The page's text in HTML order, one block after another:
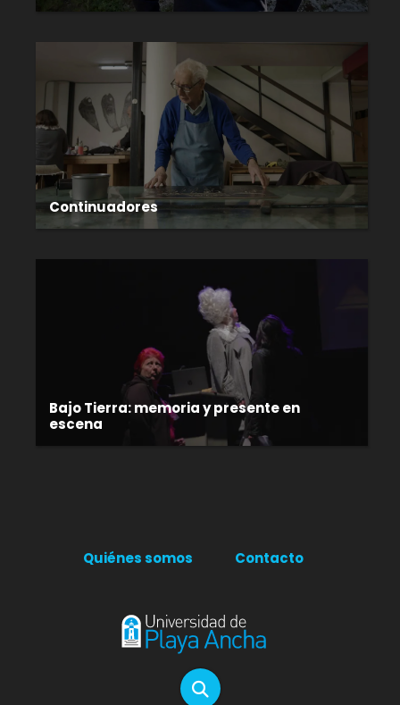
Continuadores
Bajo Tierra: memoria y presente en
escena
Quiénes somos Contacto